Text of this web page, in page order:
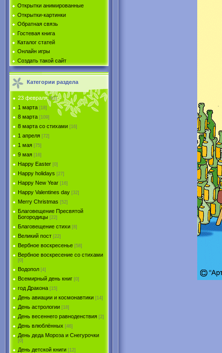
Открытки анимированные
Открытки-картинки
Обратная связь
Гостевая книга
Каталог статей
Онлайн игры
Создать такой сайт
Категории раздела
23 февраля [67]
1 марта [18]
8 марта [109]
8 марта со стихами [16]
1 апреля [72]
1 мая [75]
9 мая [16]
Happy Easter [0]
Happy holidays [27]
Happy New Year [16]
Happy Valentines day [32]
Merry Christmas [52]
Благовещение Пресвятой
Богородицы [22]
Благовещение стихи [8]
Великий пост [22]
Вербное воскресенье [58]
Вербное воскресение со стихами
[0]
Водопол [4]
Всемирный день книг [0]
год Дракона [15]
День авиации и космонавтики [14]
День астрологии [18]
День весеннего равноденствия [2]
День влюблённых [46]
День деда Мороза и Снегурочки
[0]
День детской книги [12]